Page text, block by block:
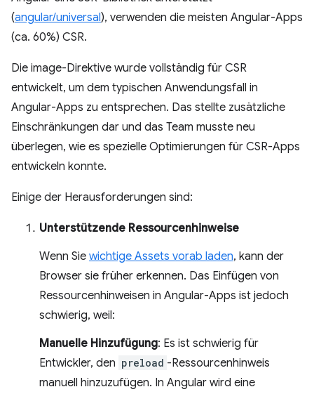
(angular/universal), verwenden die meisten Angular-Apps
(ca. 60%) CSR.
Die image-Direktive wurde vollständig für CSR
entwickelt, um dem typischen Anwendungsfall in
Angular-Apps zu entsprechen. Das stellte zusätzliche
Einschränkungen dar und das Team musste neu
überlegen, wie es spezielle Optimierungen für CSR-Apps
entwickeln konnte.
Einige der Herausforderungen sind:
Unterstützende Ressourcenhinweise
Wenn Sie wichtige Assets vorab laden, kann der
Browser sie früher erkennen. Das Einfügen von
Ressourcenhinweisen in Angular-Apps ist jedoch
schwierig, weil:
Manuelle Hinzufügung: Es ist schwierig für
Entwickler, den preload -Ressourcenhinweis
manuell hinzuzufügen. In Angular wird eine